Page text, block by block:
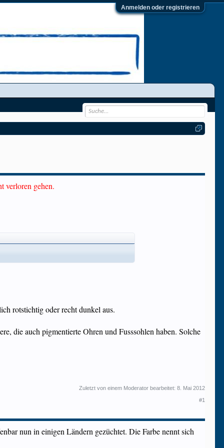
Anmelden oder registrieren
verloren gehen.
rotstichtig oder recht dunkel aus.
die auch pigmentierte Ohren und Fusssohlen haben. Solche
Zuletzt von einem Moderator bearbeitet: 8. Mai 2012
#1
nun in einigen Ländern gezüchtet. Die Farbe nennt sich